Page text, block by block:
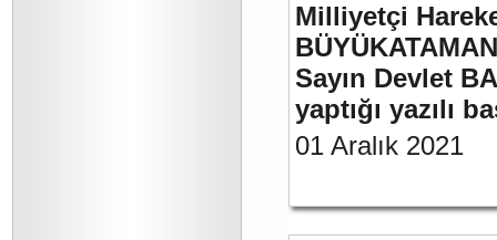
Milliyetçi
Sayın Devlet
yaptığı yazılı
01 Aralık 2021